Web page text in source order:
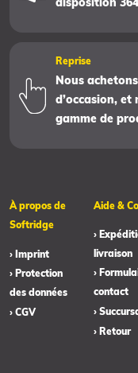
Reprise
Nous
d’occasion,
gamme de
À propos de
Softridge
› Imprint
› Protection
des données
› CGV
Aide &
›
livraison
›
contact
›
› Retour